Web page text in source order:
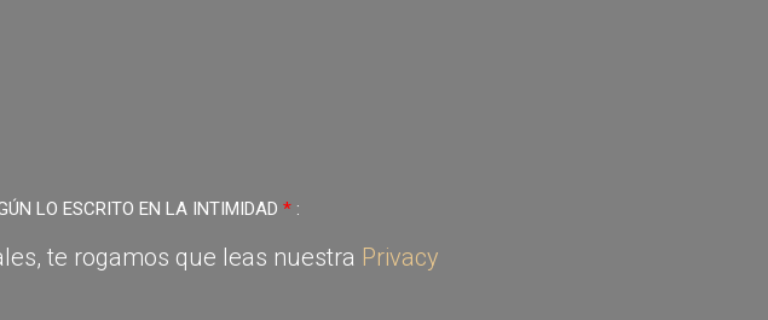
LO ESCRITO EN LA INTIMIDAD * :
te rogamos que leas nuestra Privacy